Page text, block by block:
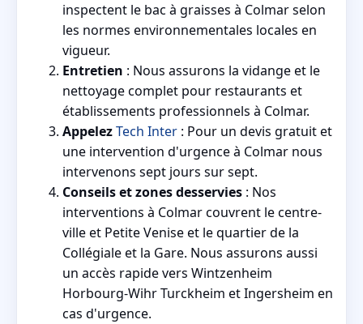
inspectent le bac à graisses à Colmar selon
les normes environnementales locales en
vigueur.
Entretien : Nous assurons la vidange et le
nettoyage complet pour restaurants et
établissements professionnels à Colmar.
AppelezTech Inter : Pour un devis gratuit et
une intervention d'urgence à Colmar nous
intervenons sept jours sur sept.
Conseils et zones desservies : Nos
interventions à Colmar couvrent le centre-
ville et Petite Venise et le quartier de la
Collégiale et la Gare. Nous assurons aussi
un accès rapide vers Wintzenheim
Horbourg-Wihr Turckheim et Ingersheim en
cas d'urgence.